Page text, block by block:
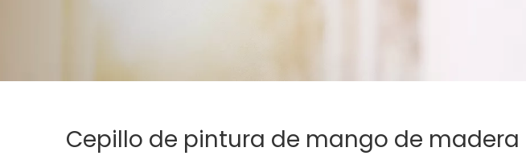
Cepillo de pintura de mango de madera